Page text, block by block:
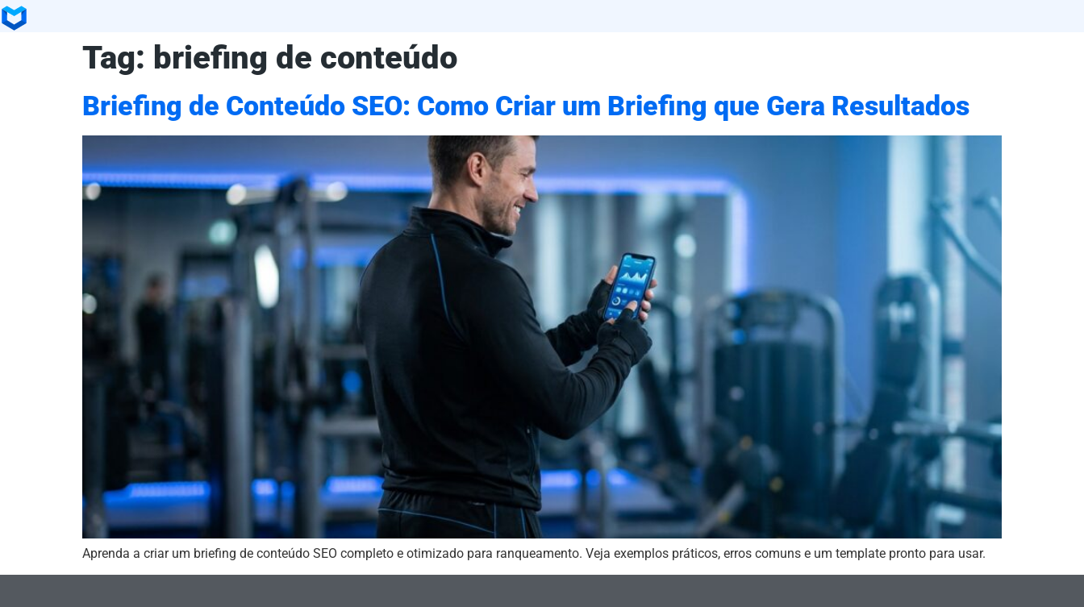
Tag: briefing de conteúdo
Briefing de Conteúdo SEO: Como Criar um Briefing que Gera Resultados
Aprenda a criar um briefing de conteúdo SEO completo e otimizado para ranqueamento. Veja exemplos práticos, erros comuns e um template pronto para usar.